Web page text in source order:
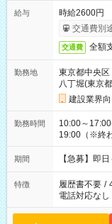
給与
時給2600円
交通費別
交通費 全額
勤務地
東京都中央区
八丁堀(東京
建設業界
勤務時間
10:00～
19:00（※終
期間 【急募】即
特徴 履歴書不要 /
電話対応なし